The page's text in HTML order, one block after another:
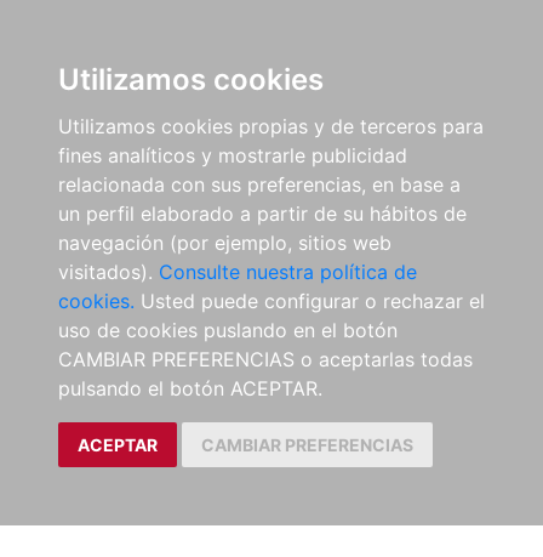
Utilizamos cookies
Utilizamos cookies propias y de terceros para
fines analíticos y mostrarle publicidad
relacionada con sus preferencias, en base a
un perfil elaborado a partir de su hábitos de
navegación (por ejemplo, sitios web
visitados). Consulte nuestra política de
cookies. Usted puede configurar o rechazar el
uso de cookies puslando en el botón
CAMBIAR PREFERENCIAS o aceptarlas todas
pulsando el botón ACEPTAR.
ACEPTAR CAMBIAR PREFERENCIAS